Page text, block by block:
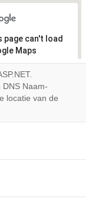
page can't load
Maps
you
this
OK
DNS Naam-
locatie van de